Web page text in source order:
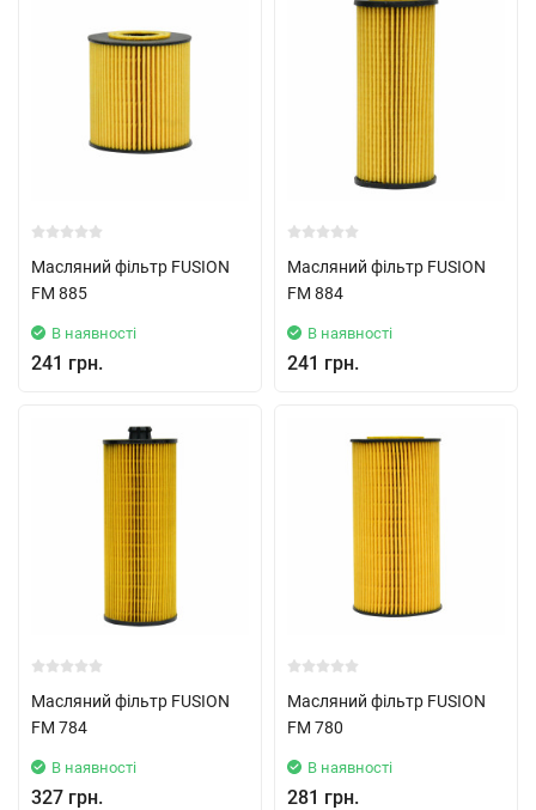
Масляний фільтр FUSION
FM 885
В наявності
241 грн.
Масляний фільтр FUSION
FM 884
В наявності
241 грн.
Масляний фільтр FUSION
FM 784
В наявності
327 грн.
Масляний фільтр FUSION
FM 780
В наявності
281 грн.